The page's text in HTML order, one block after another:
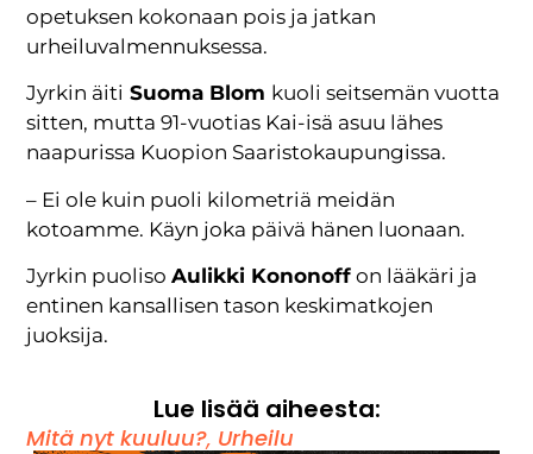
opetuksen kokonaan pois ja jatkan
urheiluvalmennuksessa.
Jyrkin äiti Suoma Blom kuoli seitsemän vuotta
sitten, mutta 91-vuotias Kai-isä asuu lähes
naapurissa Kuopion Saaristokaupungissa.
– Ei ole kuin puoli kilometriä meidän
kotoamme. Käyn joka päivä hänen luonaan.
Jyrkin puolisoAulikki Kononoff on lääkäri ja
entinen kansallisen tason keskimatkojen
juoksija.
Lue lisää aiheesta:
Mitä nyt kuuluu?, Urheilu